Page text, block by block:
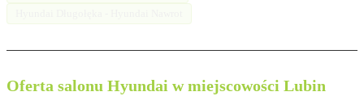
Oferta salonu Hyundai w miejscowości Lubin